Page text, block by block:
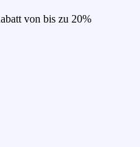
von bis zu 20%